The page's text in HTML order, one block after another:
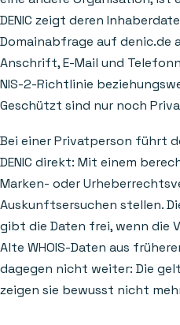
DENIC zeigt deren
Domainabfrage auf denic.de
Anschrift, E-Mail und
NIS-2-Richtlinie
Geschützt sind nur noch
Bei einer Privatperson führt
DENIC direkt: Mit einem
Marken- oder
Auskunftsersuchen stellen.
gibt die Daten frei, wenn die
Alte WHOIS-Daten aus
dagegen nicht weiter: Die
zeigen sie bewusst nicht